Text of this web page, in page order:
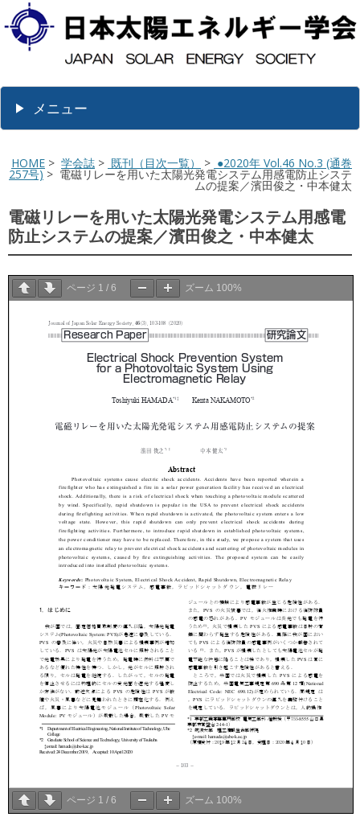
メニュー
HOME > 学会誌 > 既刊（目次一覧） > ●2020年 Vol.46 No.3 (通巻
257号) > 電磁リレーを用いた太陽光発電システム用感電防止システ
ムの提案／濱田俊之・中本健太
電磁リレーを用いた太陽光発電システム用感電
防止システムの提案／濱田俊之・中本健太
ページ 1 / 6 ズーム 100%
ページ 1 / 6 ズーム 100%